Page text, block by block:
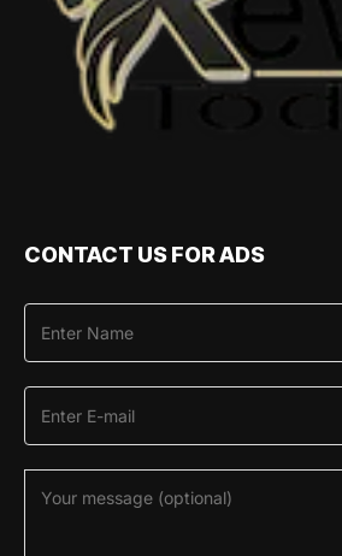
CONTACT US FOR ADS